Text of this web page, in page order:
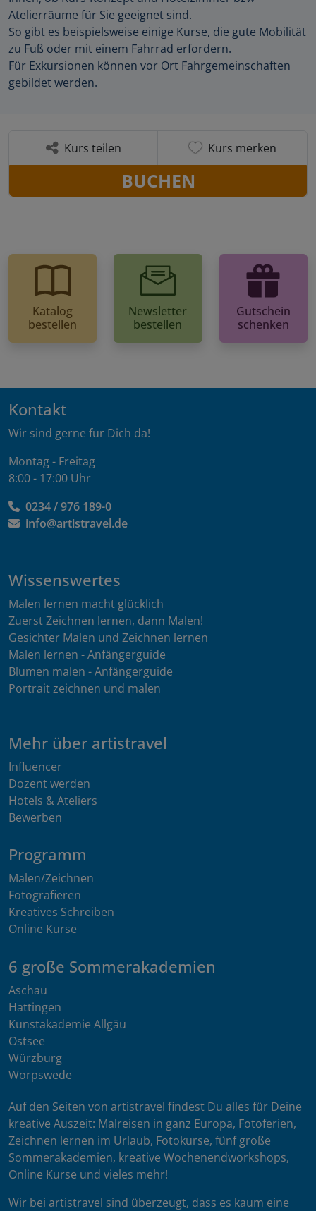
Atelierräume für Sie geeignet sind.
So gibt es beispielsweise einige Kurse, die gute Mobilität
zu Fuß oder mit einem Fahrrad erfordern.
Für Exkursionen können vor Ort Fahrgemeinschaften
gebildet werden.
Kurs teilen Kurs merken
BUCHEN
Katalog
bestellen
Newsletter
bestellen
Gutschein
schenken
Kontakt
Wir sind gerne für Dich da!
Montag - Freitag
8:00 - 17:00 Uhr
0234 / 976 189-0
info@artistravel.de
Wissenswertes
Malen lernen macht glücklich
Zuerst Zeichnen lernen, dann Malen!
Gesichter Malen und Zeichnen lernen
Malen lernen - Anfängerguide
Blumen malen - Anfängerguide
Portrait zeichnen und malen
Mehr über artistravel
Influencer
Dozent werden
Hotels & Ateliers
Bewerben
Programm
Malen/Zeichnen
Fotografieren
Kreatives Schreiben
Online Kurse
6 große Sommerakademien
Aschau
Hattingen
Kunstakademie Allgäu
Ostsee
Würzburg
Worpswede
Auf den Seiten von artistravel findest Du alles für Deine
kreative Auszeit: Malreisen in ganz Europa, Fotoferien,
Zeichnen lernen im Urlaub, Fotokurse, fünf große
Sommerakademien, kreative Wochenendworkshops,
Online Kurse und vieles mehr!
Wir bei artistravel sind überzeugt, dass es kaum eine